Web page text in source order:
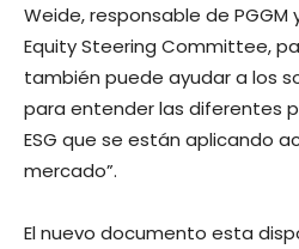
Weide, responsable de PGGM
Equity Steering Committee,
también puede ayudar a los
para entender las diferentes
ESG que se están aplicando
mercado”.
El nuevo documento esta